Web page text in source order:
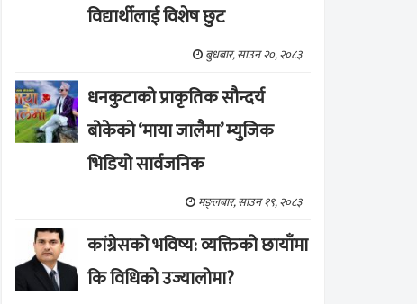
विद्यार्थीलाई विशेष छुट
बुधबार, साउन २०, २०८३
धनकुटाको प्राकृतिक सौन्दर्य
बोकेको ‘माया जालैमा’ म्युजिक
भिडियो सार्वजनिक
मङ्लबार, साउन १९, २०८३
कांग्रेसको भविष्य: व्यक्तिको छायाँमा
कि विधिको उज्यालोमा?